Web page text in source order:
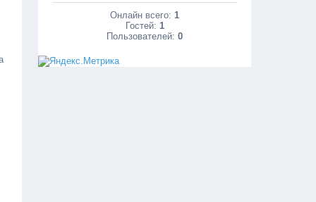
Онлайн всего: 1
Гостей: 1
Пользователей:0